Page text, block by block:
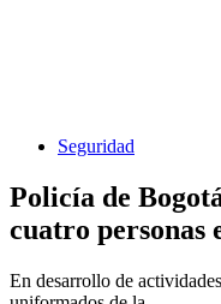
Seguridad
Policía de
cuatro personas
En desarrollo de